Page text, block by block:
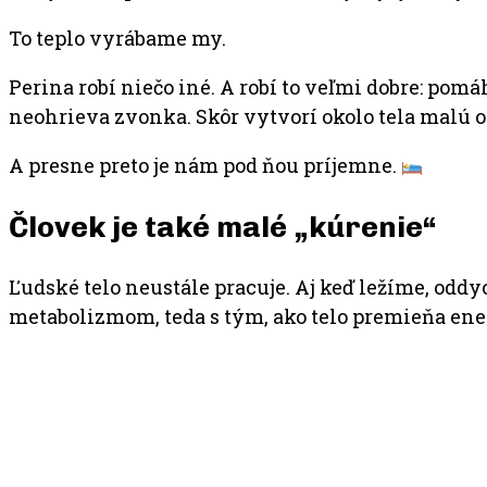
To teplo vyrábame my.
Perina robí niečo iné. A robí to veľmi dobre:
neohrieva zvonka. Skôr vytvorí okolo tela malú
A presne preto je nám pod ňou príjemne.
Človek je také malé „kúrenie“
Ľudské telo neustále pracuje. Aj keď ležíme,
metabolizmom, teda s tým, ako telo premieňa